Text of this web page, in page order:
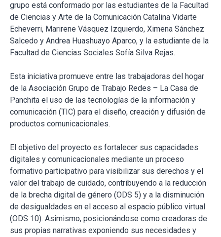
grupo está conformado por las estudiantes de la Facultad
de Ciencias y Arte de la Comunicación Catalina Vidarte
Echeverri, Marirene Vásquez Izquierdo, Ximena Sánchez
Salcedo y Andrea Huashuayo Aparco, y la estudiante de la
Facultad de Ciencias Sociales Sofía Silva Rejas.
Esta iniciativa promueve entre las trabajadoras del hogar
de la Asociación Grupo de Trabajo Redes – La Casa de
Panchita el uso de las tecnologías de la información y
comunicación (TIC) para el diseño, creación y difusión de
productos comunicacionales.
El objetivo del proyecto es fortalecer sus capacidades
digitales y comunicacionales mediante un proceso
formativo participativo para visibilizar sus derechos y el
valor del trabajo de cuidado, contribuyendo a la reducción
de la brecha digital de género (ODS 5) y a la disminución
de desigualdades en el acceso al espacio público virtual
(ODS 10). Asimismo, posicionándose como creadoras de
sus propias narrativas exponiendo sus necesidades y